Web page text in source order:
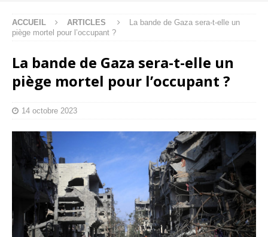
ACCUEIL ARTICLES
La bande de Gaza sera-t-elle un
piège mortel pour l’occupant ?
La bande de Gaza sera-t-elle un
piège mortel pour l’occupant ?
14 octobre 2023